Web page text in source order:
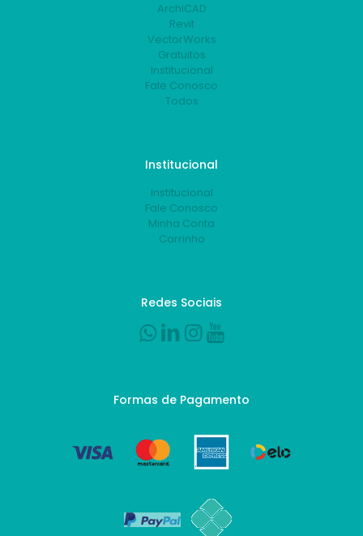
ArchiCAD
Revit
VectorWorks
Gratuitos
Institucional
Fale Conosco
Todos
Institucional
Institucional
Fale Conosco
Minha Conta
Carrinho
Redes Sociais
Formas de Pagamento